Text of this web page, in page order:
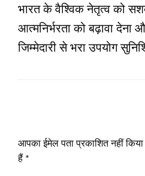
भारत के वैश्विक नेतृत्व को
आत्मनिर्भरता को बढ़ावा
जिम्मेदारी से भरा उपयोग
आपका ईमेल पता प्रकाशित नहीं किया
हैं *